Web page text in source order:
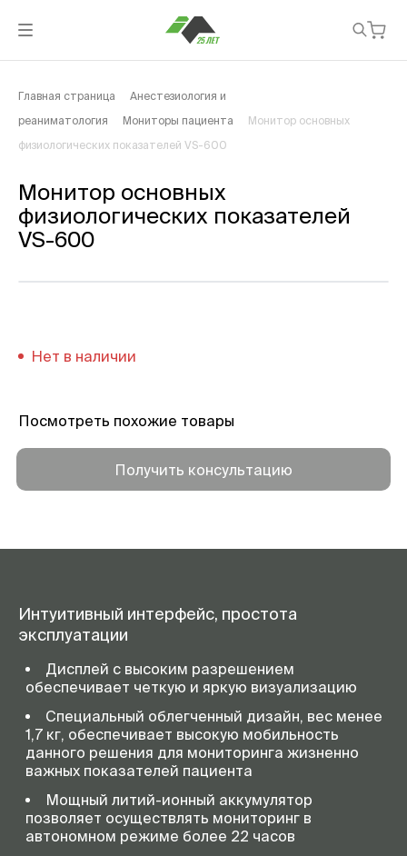
Главная страница Анестезиология и
реаниматология Мониторы пациента Монитор основных
физиологических показателей VS-600
Монитор основных
физиологических показателей
VS-600
Нет в наличии
Посмотреть похожие товары
Получить консультацию
Интуитивный интерфейс, простота
эксплуатации
Дисплей с высоким разрешением
обеспечивает четкую и яркую визуализацию
Специальный облегченный дизайн, вес менее
1,7 кг, обеспечивает высокую мобильность
данного решения для мониторинга жизненно
важных показателей пациента
Мощный литий-ионный аккумулятор
позволяет осуществлять мониторинг в
автономном режиме более 22 часов